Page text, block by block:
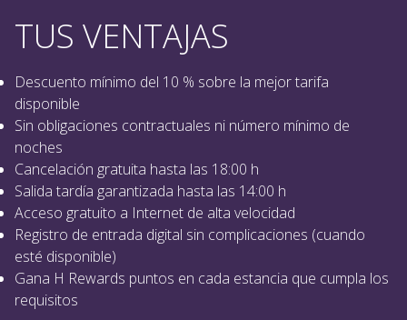
TUS VENTAJAS
Descuento mínimo del 10 % sobre la mejor tarifa
disponible
Sin obligaciones contractuales ni número mínimo de
noches
Cancelación gratuita hasta las 18:00 h
Salida tardía garantizada hasta las 14:00 h
Acceso gratuito a Internet de alta velocidad
Registro de entrada digital sin complicaciones (cuando
esté disponible)
Gana H Rewards puntos en cada estancia que cumpla los
requisitos